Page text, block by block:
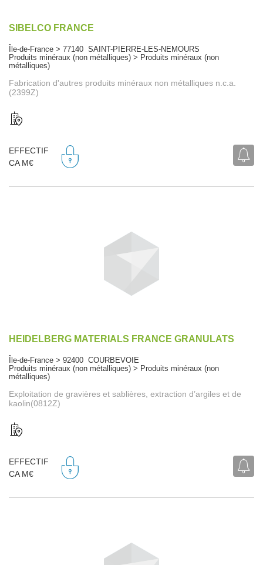
SIBELCO FRANCE
Île-de-France > 77140 SAINT-PIERRE-LES-NEMOURS
Produits minéraux (non métalliques) > Produits minéraux (non
métalliques)
Fabrication d'autres produits minéraux non métalliques n.c.a.
(2399Z)
EFFECTIF
CA M€
HEIDELBERG MATERIALS FRANCE GRANULATS
Île-de-France > 92400 COURBEVOIE
Produits minéraux (non métalliques) > Produits minéraux (non
métalliques)
Exploitation de gravières et sablières, extraction d’argiles et de
kaolin(0812Z)
EFFECTIF
CA M€